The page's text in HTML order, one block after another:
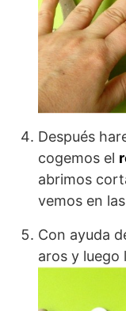
Después
cogemos el
abrimos
vemos en
Con ayuda
aros y luego